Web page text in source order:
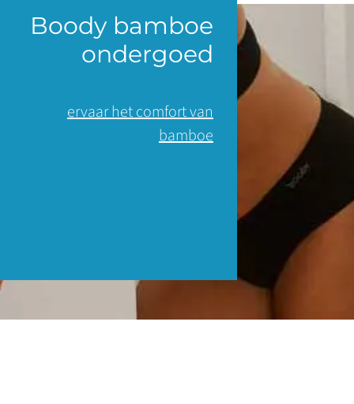
Boody bamboe
ondergoed
ervaar het comfort van
bamboe